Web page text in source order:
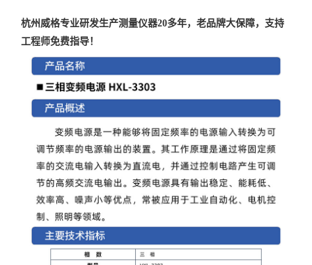
杭州威格专业研发生产测量仪器20多年，老品牌大保障，支持
工程师免费指导！